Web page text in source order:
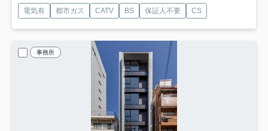
電気有 都市ガス CATV BS 保証人不要 CS
事務所